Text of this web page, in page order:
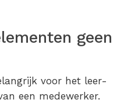
geen
voor het leer-
een medewerker.